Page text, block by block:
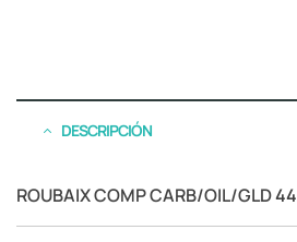
DESCRIPCIÓN
ROUBAIX COMP CARB/OIL/GLD 44